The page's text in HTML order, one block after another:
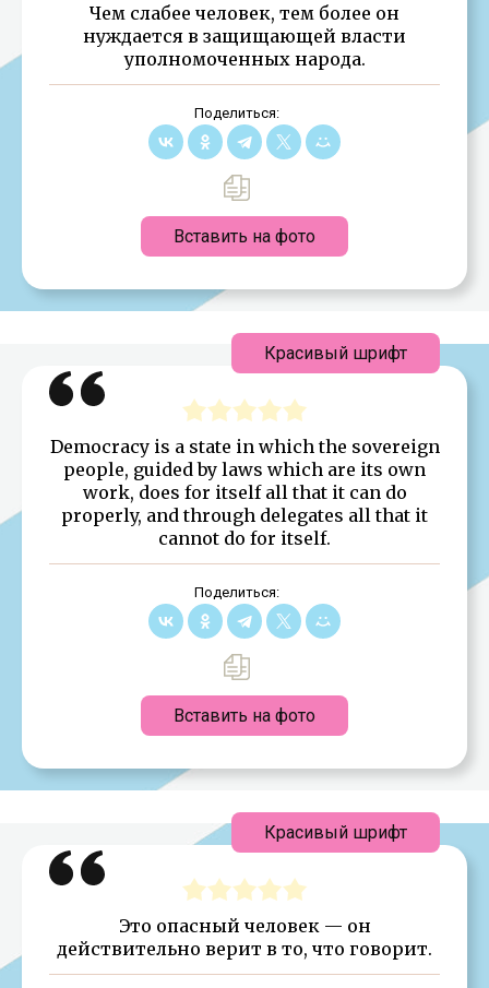
Чем слабее человек, тем более он
нуждается в защищающей власти
уполномоченных народа.
Поделиться:
Вставить на фото
Democracy is a state in which the sovereign
people, guided by laws which are its own
work, does for itself all that it can do
properly, and through delegates all that it
cannot do for itself.
Поделиться:
Вставить на фото
Красивый шрифт
Это опасный человек — он
действительно верит в то, что говорит.
Красивый шрифт